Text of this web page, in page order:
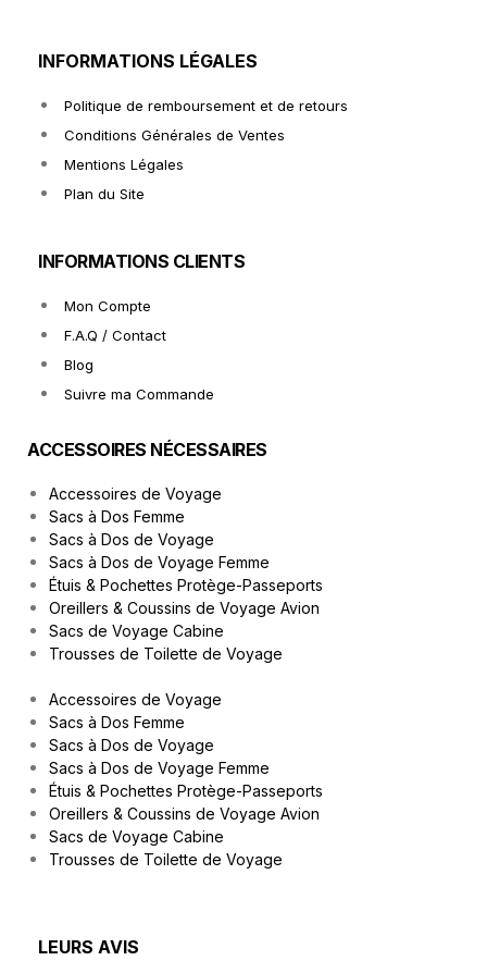
INFORMATIONS LÉGALES
Politique de remboursement et de retours
Conditions Générales de Ventes
Mentions Légales
Plan du Site
INFORMATIONS CLIENTS
Mon Compte
F.A.Q / Contact
Blog
Suivre ma Commande
ACCESSOIRES NÉCESSAIRES
Accessoires de Voyage
Sacs à Dos Femme
Sacs à Dos de Voyage
Sacs à Dos de Voyage Femme
Étuis & Pochettes Protège-Passeports
Oreillers & Coussins de Voyage Avion
Sacs de Voyage Cabine
Trousses de Toilette de Voyage
Accessoires de Voyage
Sacs à Dos Femme
Sacs à Dos de Voyage
Sacs à Dos de Voyage Femme
Étuis & Pochettes Protège-Passeports
Oreillers & Coussins de Voyage Avion
Sacs de Voyage Cabine
Trousses de Toilette de Voyage
LEURS AVIS